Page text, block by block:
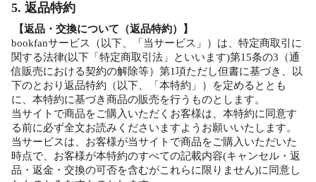
5. 返品特約
【返品・交換について（返品特約）】
bookfanサービス（以下、「当サービス」）は、特定商取引に
関する法律(以下「特定商取引法」といいます)第15条の3（通
信販売における契約の解除等）第1項ただし但書に基づき、以
下のとおり返品特約（以下、「本特約」）を定めるととも
に、本特約に基づき商品の販売を行うものとします。
当サイトで商品をご購入いただくお客様は、本特約に同意す
る前に必ず全文お読みくださいますようお願いいたします。
当サービスは、お客様が当サイトで商品をご購入いただいた
時点で、お客様が本特約のすべての記載内容(キャンセル・返
品・返金・交換の可否を含むがこれらに限りません)に同意し